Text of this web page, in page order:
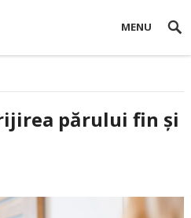
MENU
părului fin și